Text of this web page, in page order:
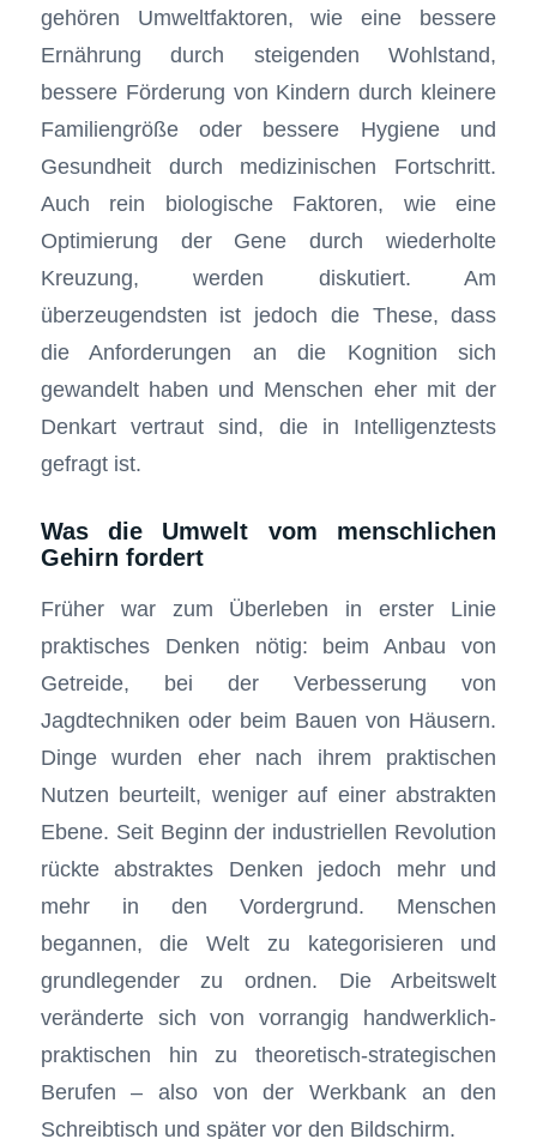
gehören Umweltfaktoren, wie eine bessere
Ernährung durch steigenden Wohlstand,
bessere Förderung von Kindern durch kleinere
Familiengröße oder bessere Hygiene und
Gesundheit durch medizinischen Fortschritt.
Auch rein biologische Faktoren, wie eine
Optimierung der Gene durch wiederholte
Kreuzung, werden diskutiert. Am
überzeugendsten ist jedoch die These, dass
die Anforderungen an die Kognition sich
gewandelt haben und Menschen eher mit der
Denkart vertraut sind, die in Intelligenztests
gefragt ist.
Was die Umwelt vom menschlichen
Gehirn fordert
Früher war zum Überleben in erster Linie
praktisches Denken nötig: beim Anbau von
Getreide, bei der Verbesserung von
Jagdtechniken oder beim Bauen von Häusern.
Dinge wurden eher nach ihrem praktischen
Nutzen beurteilt, weniger auf einer abstrakten
Ebene. Seit Beginn der industriellen Revolution
rückte abstraktes Denken jedoch mehr und
mehr in den Vordergrund. Menschen
begannen, die Welt zu kategorisieren und
grundlegender zu ordnen. Die Arbeitswelt
veränderte sich von vorrangig handwerklich-
praktischen hin zu theoretisch-strategischen
Berufen – also von der Werkbank an den
Schreibtisch und später vor den Bildschirm.